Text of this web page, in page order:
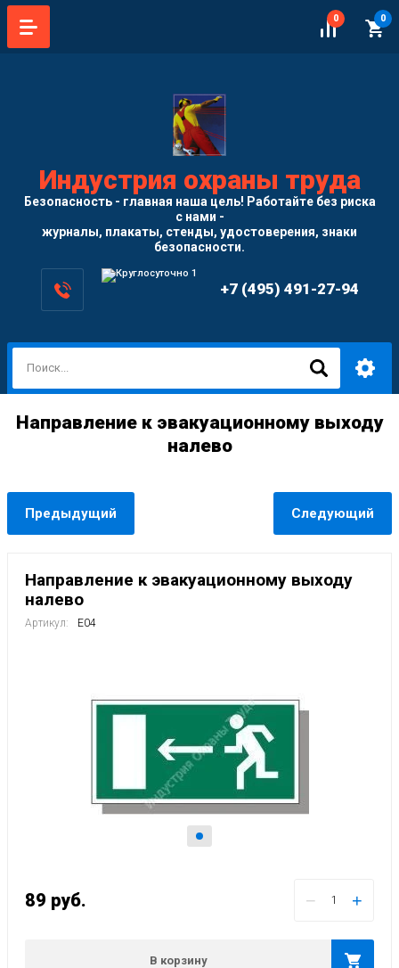
0 0
Индустрия охраны труда
Безопасность - главная наша цель! Работайте без риска
с нами -
журналы, плакаты, стенды, удостоверения, знаки
безопасности.
+7 (495) 491-27-94
Направление к эвакуационному выходу
налево
Предыдущий Следующий
Направление к эвакуационному выходу
налево
Артикул: E04
89 руб. − +
В корзину